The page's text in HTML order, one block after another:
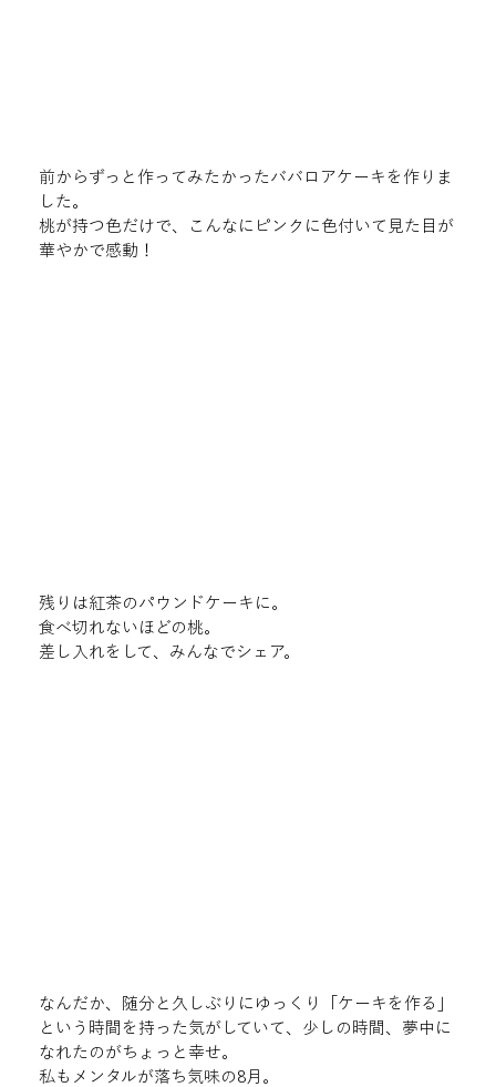
前からずっと作ってみたかったババロアケーキを作りま
した。
桃が持つ色だけで、こんなにピンクに色付いて見た目が
華やかで感動！
残りは紅茶のパウンドケーキに。
食べ切れないほどの桃。
差し入れをして、みんなでシェア。
なんだか、随分と久しぶりにゆっくり「ケーキを作る」
という時間を持った気がしていて、少しの時間、夢中に
なれたのがちょっと幸せ。
私もメンタルが落ち気味の8月。